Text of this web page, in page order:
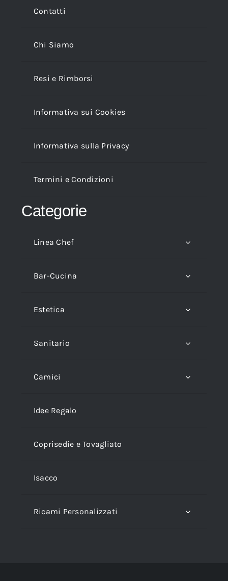
Contatti
Chi Siamo
Resi e Rimborsi
Informativa sui Cookies
Informativa sulla Privacy
Termini e Condizioni
Categorie
Linea Chef
Bar-Cucina
Estetica
Sanitario
Camici
Idee Regalo
Coprisedie e Tovagliato
Isacco
Ricami Personalizzati